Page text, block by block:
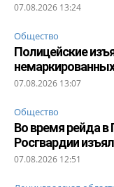
07.08.2026 13:24
Общество
Полицейские
07.08.2026 13:07
Общество
Во время рейда в
Росгвардии
07.08.2026 12:51